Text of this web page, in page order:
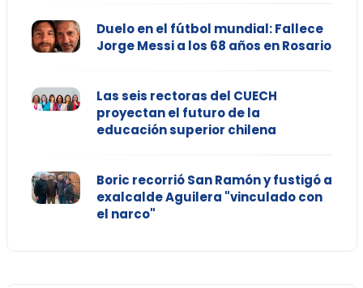
Duelo en el fútbol mundial: Fallece
Jorge Messi a los 68 años en Rosario
Las seis rectoras del CUECH
proyectan el futuro de la
educación superior chilena
Boric recorrió San Ramón y fustigó a
exalcalde Aguilera "vinculado con
el narco"